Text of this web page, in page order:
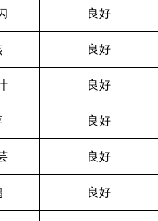
良好
良好
良好
良好
良好
良好